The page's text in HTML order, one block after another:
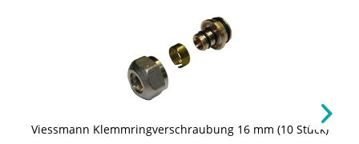
Viessmann Klemmringverschraubung 16 mm (10 Stück)